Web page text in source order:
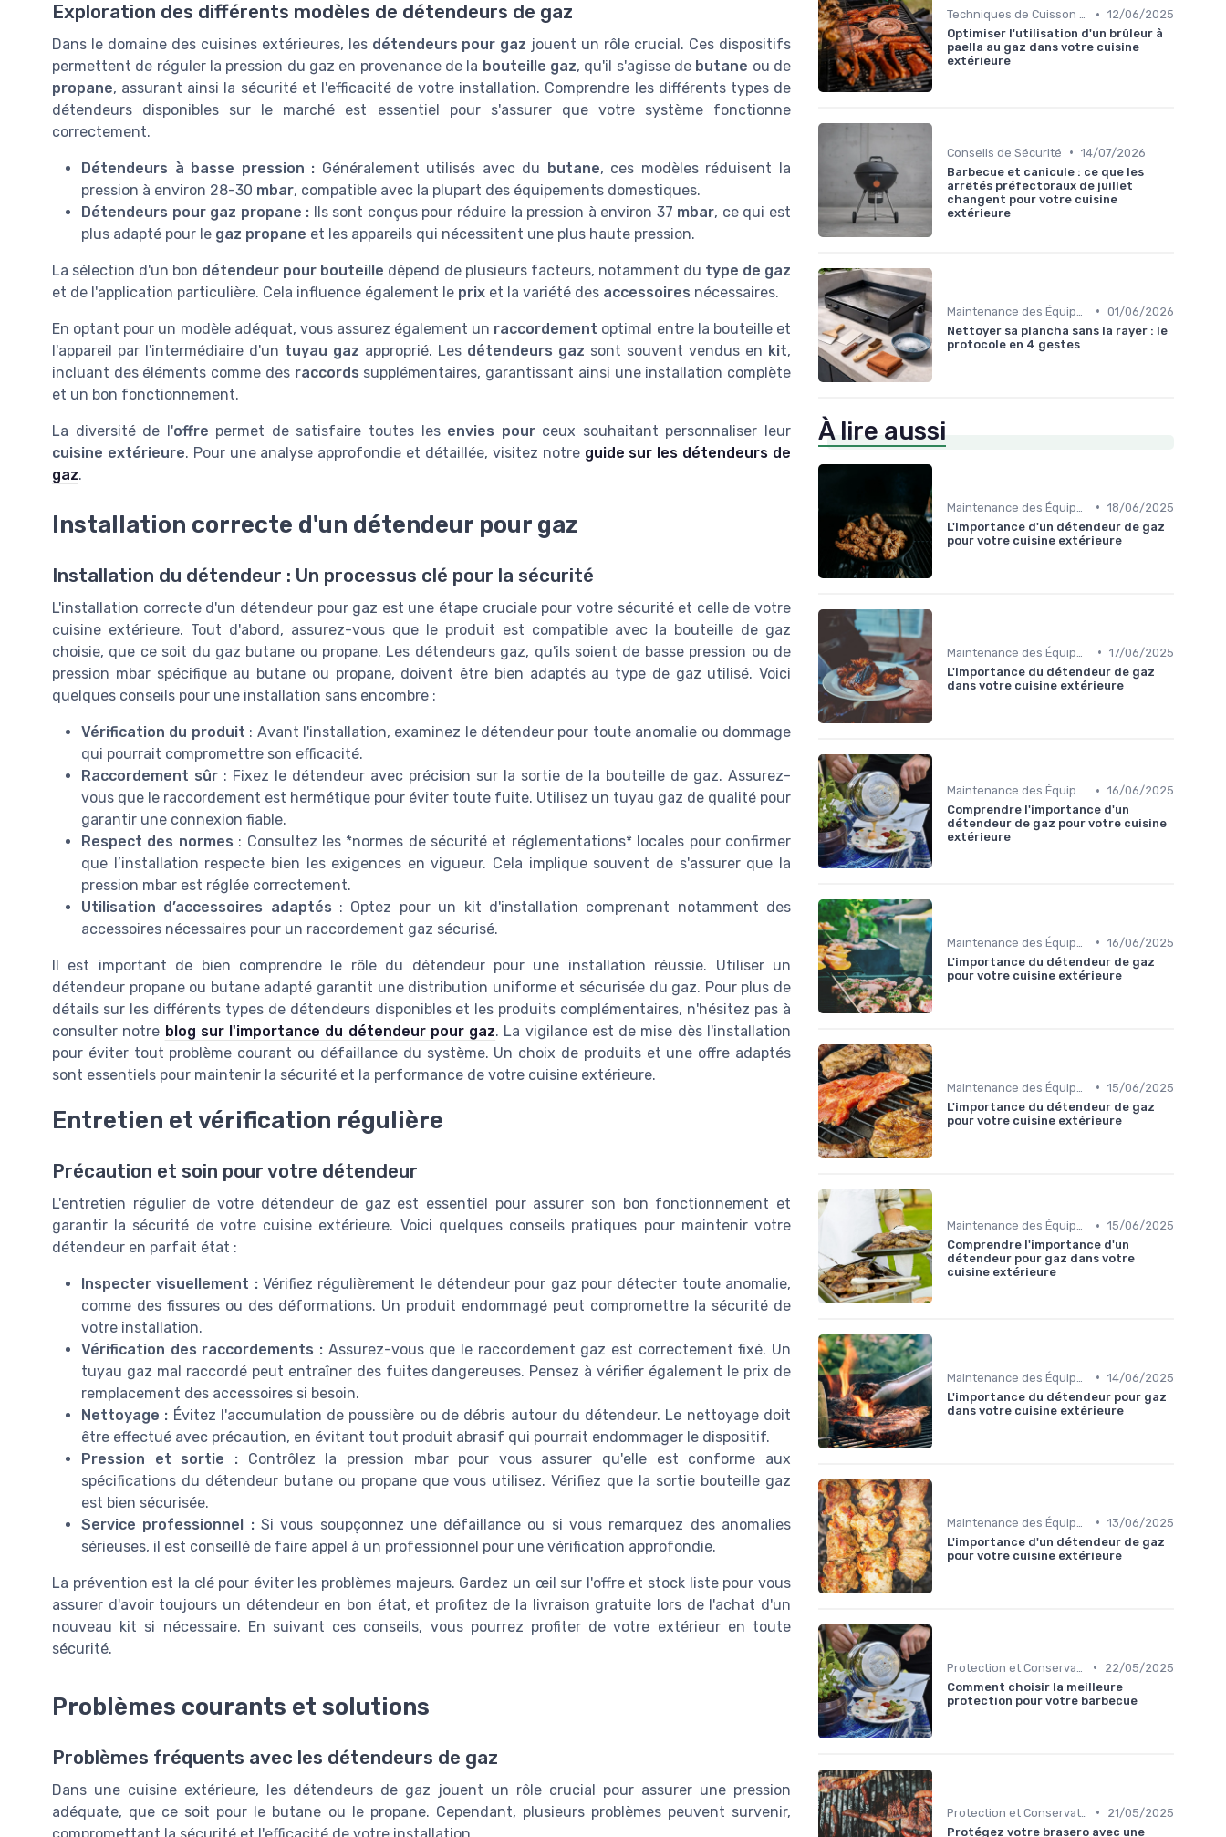
Exploration des différents modèles de détendeurs de gaz
Dans le domaine des cuisines extérieures, les détendeurs pour gaz jouent un rôle crucial. Ces dispositifs
permettent de réguler la pression du gaz en provenance de la bouteille gaz, qu'il s'agisse de butane ou de
propane, assurant ainsi la sécurité et l'efficacité de votre installation. Comprendre les différents types de
détendeurs disponibles sur le marché est essentiel pour s'assurer que votre système fonctionne
correctement.
Détendeurs à basse pression : Généralement utilisés avec du butane, ces modèles réduisent la
pression à environ 28-30 mbar, compatible avec la plupart des équipements domestiques.
Détendeurs pour gaz propane : Ils sont conçus pour réduire la pression à environ 37 mbar, ce qui est
plus adapté pour le gaz propane et les appareils qui nécessitent une plus haute pression.
La sélection d'un bon détendeur pour bouteille dépend de plusieurs facteurs, notamment du type de gaz
et de l'application particulière. Cela influence également le prix et la variété des accessoires nécessaires.
En optant pour un modèle adéquat, vous assurez également un raccordement optimal entre la bouteille et
l'appareil par l'intermédiaire d'un tuyau gaz approprié. Les détendeurs gaz sont souvent vendus en kit,
incluant des éléments comme des raccords supplémentaires, garantissant ainsi une installation complète
et un bon fonctionnement.
La diversité de l'offre permet de satisfaire toutes les envies pourceux souhaitant personnaliser leur
cuisine extérieure. Pour une analyse approfondie et détaillée, visitez notre guide sur les détendeurs de
gaz.
Installation correcte d'un détendeur pour gaz
Installation du détendeur : Un processus clé pour la sécurité
L'installation correcte d'un détendeur pour gaz est une étape cruciale pour votre sécurité et celle de votre
cuisine extérieure. Tout d'abord, assurez-vous que le produit est compatible avec la bouteille de gaz
choisie, que ce soit du gaz butane ou propane. Les détendeurs gaz, qu'ils soient de basse pression ou de
pression mbar spécifique au butane ou propane, doivent être bien adaptés au type de gaz utilisé. Voici
quelques conseils pour une installation sans encombre :
Vérification du produit : Avant l'installation, examinez le détendeur pour toute anomalie ou dommage
qui pourrait compromettre son efficacité.
Raccordement sûr : Fixez le détendeur avec précision sur la sortie de la bouteille de gaz. Assurez-
vous que le raccordement est hermétique pour éviter toute fuite. Utilisez un tuyau gaz de qualité pour
garantir une connexion fiable.
Respect des normes : Consultez les *normes de sécurité et réglementations* locales pour confirmer
que l’installation respecte bien les exigences en vigueur. Cela implique souvent de s'assurer que la
pression mbar est réglée correctement.
Utilisation d’accessoires adaptés : Optez pour un kit d'installation comprenant notamment des
accessoires nécessaires pour un raccordement gaz sécurisé.
Il est important de bien comprendre le rôle du détendeur pour une installation réussie. Utiliser un
détendeur propane ou butane adapté garantit une distribution uniforme et sécurisée du gaz. Pour plus de
détails sur les différents types de détendeurs disponibles et les produits complémentaires, n'hésitez pas à
consulter notre blog sur l'importance du détendeur pour gaz. La vigilance est de mise dès l'installation
pour éviter tout problème courant ou défaillance du système. Un choix de produits et une offre adaptés
sont essentiels pour maintenir la sécurité et la performance de votre cuisine extérieure.
Entretien et vérification régulière
Précaution et soin pour votre détendeur
L'entretien régulier de votre détendeur de gaz est essentiel pour assurer son bon fonctionnement et
garantir la sécurité de votre cuisine extérieure. Voici quelques conseils pratiques pour maintenir votre
détendeur en parfait état :
Inspecter visuellement :Vérifiez régulièrement le détendeur pour gaz pour détecter toute anomalie,
comme des fissures ou des déformations. Un produit endommagé peut compromettre la sécurité de
votre installation.
Vérification des raccordements : Assurez-vous que le raccordement gaz est correctement fixé. Un
tuyau gaz mal raccordé peut entraîner des fuites dangereuses. Pensez à vérifier également le prix de
remplacement des accessoires si besoin.
Nettoyage : Évitez l'accumulation de poussière ou de débris autour du détendeur. Le nettoyage doit
être effectué avec précaution, en évitant tout produit abrasif qui pourrait endommager le dispositif.
Pression et sortie :Contrôlez la pression mbar pour vous assurer qu'elle est conforme aux
spécifications du détendeur butane ou propane que vous utilisez. Vérifiez que la sortie bouteille gaz
est bien sécurisée.
Service professionnel :Si vous soupçonnez une défaillance ou si vous remarquez des anomalies
sérieuses, il est conseillé de faire appel à un professionnel pour une vérification approfondie.
La prévention est la clé pour éviter les problèmes majeurs. Gardez un œil sur l'offre et stock liste pour vous
assurer d'avoir toujours un détendeur en bon état, et profitez de la livraison gratuite lors de l'achat d'un
nouveau kit si nécessaire. En suivant ces conseils, vous pourrez profiter de votre extérieur en toute
sécurité.
Problèmes courants et solutions
Problèmes fréquents avec les détendeurs de gaz
Dans une cuisine extérieure, les détendeurs de gaz jouent un rôle crucial pour assurer une pression
adéquate, que ce soit pour le butane ou le propane. Cependant, plusieurs problèmes peuvent survenir,
Techniques de Cuisson en Plein Air • 12/06/2025
Optimiser l'utilisation d'un brûleur à
paella au gaz dans votre cuisine
extérieure
Conseils de Sécurité • 14/07/2026
Barbecue et canicule : ce que les
arrêtés préfectoraux de juillet
changent pour votre cuisine
extérieure
• 01/06/2026
Nettoyer sa plancha sans la rayer : le
protocole en 4 gestes
À lire aussi
• 18/06/2025
L'importance d'un détendeur de gaz
pour votre cuisine extérieure
• 17/06/2025
L'importance du détendeur de gaz
dans votre cuisine extérieure
Maintenance des Équipements • 16/06/2025
Comprendre l'importance d'un
détendeur de gaz pour votre cuisine
extérieure
• 16/06/2025
L'importance du détendeur de gaz
pour votre cuisine extérieure
• 15/06/2025
L'importance du détendeur de gaz
pour votre cuisine extérieure
Maintenance des Équipements • 15/06/2025
Comprendre l'importance d'un
détendeur pour gaz dans votre
cuisine extérieure
• 14/06/2025
L'importance du détendeur pour gaz
dans votre cuisine extérieure
• 13/06/2025
L'importance d'un détendeur de gaz
pour votre cuisine extérieure
•
22/05/2025
Comment choisir la meilleure
protection pour votre barbecue
•
21/05/2025
Protégez votre brasero avec une